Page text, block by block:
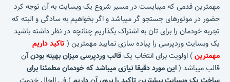
مهمترین قدمی که میبایست در مسیر شروع یک وبسایت به آن توجه کرد
حضور در موتورهای جستجو گر میباشد و اگر بخواهیم به سادگی و البته که
تجربه خودمان را برای تان به اشتراک بگذاریم چنانچه در نظر داشته باشید
یک وبسایت وردپرسی را پیاده سازی نمایید مهمترین (تاکید داریم
مهمترین) اولویت برای انتخاب یکقالب وردپرسی میزان بهینه بودنآن
قالب میباشد (این مورد دقیقا نیازی میباشد که خودمان مطمئنا برای